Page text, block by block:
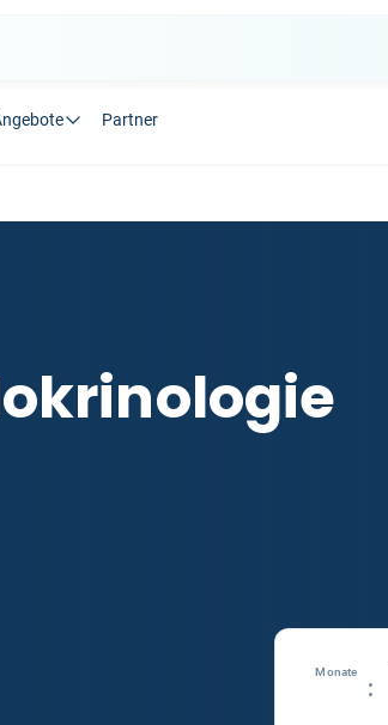
Partner
Monate :